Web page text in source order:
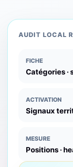
AUDIT LOCAL
FICHE
Catégories ·
ACTIVATION
Signaux
MESURE
Positions ·